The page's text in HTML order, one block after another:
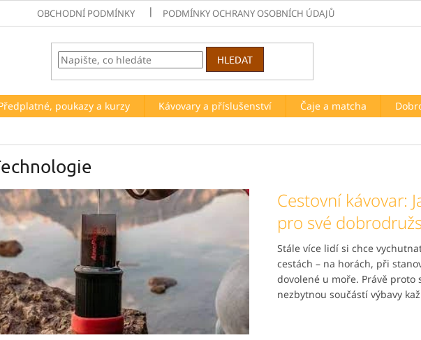
OBCHODNÍ PODMÍNKY PODMÍNKY OCHRANY OSOBNÍCH ÚDAJŮ HODNOCENÍ
HLEDAT
poukazy a kurzy Kávovary a příslušenství Čaje a matcha
Cestovní kávovar:
pro své
Stále více lidí si chce
cestách – na horách, při
dovolené u moře. Právě proto
nezbytnou součástí výbavy